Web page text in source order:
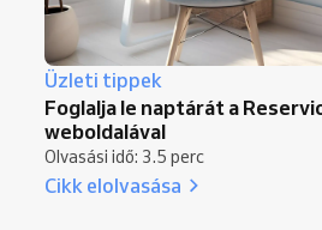
Üzleti tippek
Foglalja le naptárát a
weboldalával
Olvasási idő: 3.5 perc
Cikk elolvasása